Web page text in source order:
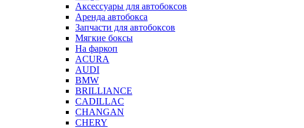
Аксессуары для автобоксов
Аренда автобокса
Запчасти для автобоксов
Мягкие боксы
На фаркоп
ACURA
AUDI
BMW
BRILLIANCE
CADILLAC
CHANGAN
CHERY